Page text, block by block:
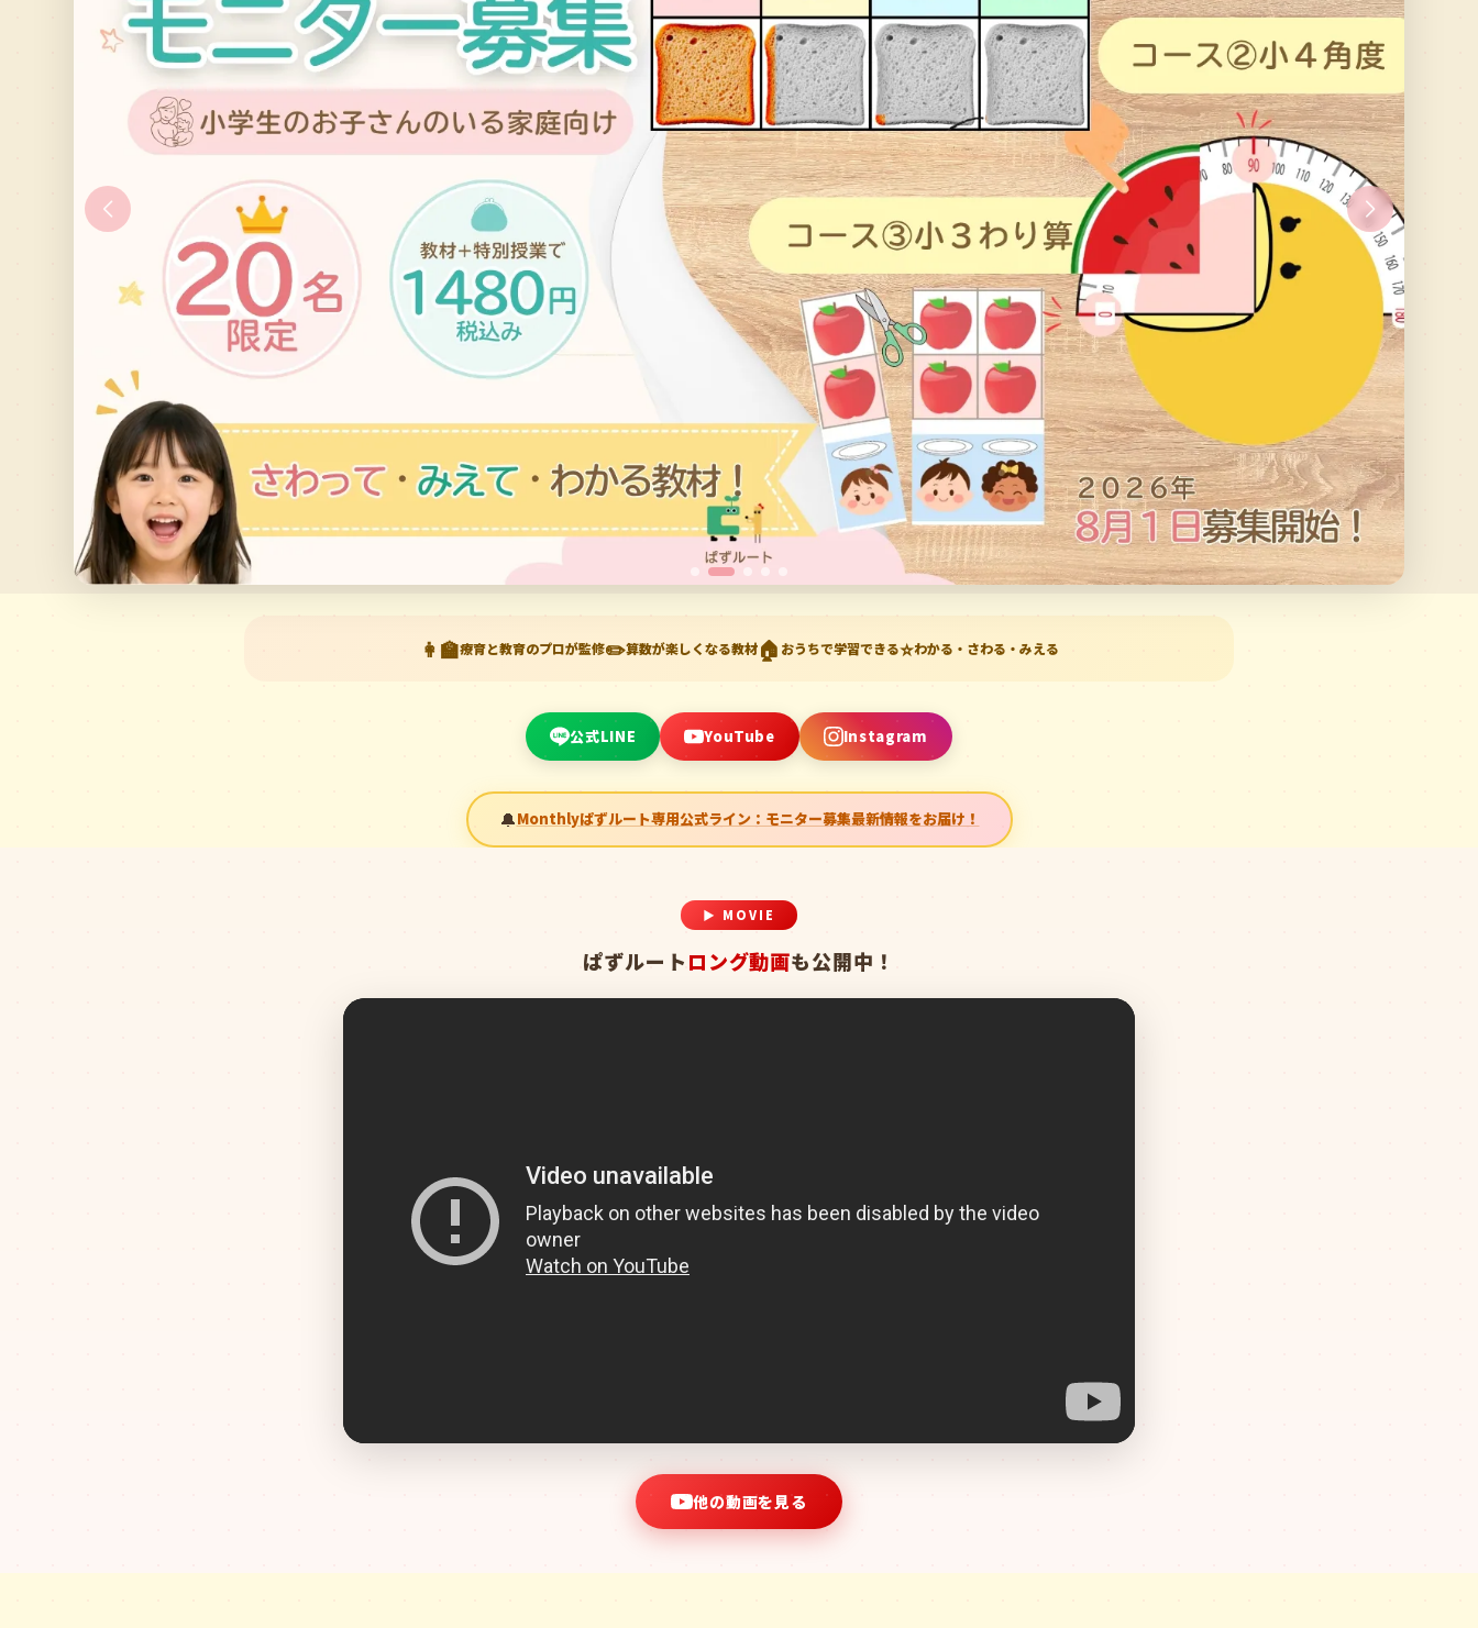
👩‍🏫療育と教育のプロが監修✏️算数が楽しくなる教材🏠 おうちで学習できる⭐わかる・さわる・みえる
公式LINE YouTube Instagram
Monthlyぱずルート専用公式ライン：モニター募集最新情報をお届け！
▶ MOVIE
ぱずルートロング動画も公開中！
他の動画を見る